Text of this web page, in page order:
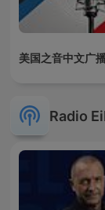
美国之音中文广
Radio